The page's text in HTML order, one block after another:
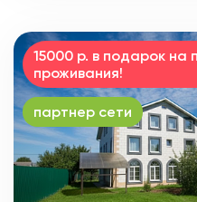
15000 р. в подарок на
проживания!
партнер сети